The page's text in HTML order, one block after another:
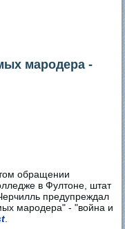
мародера -
обращении
в Фултоне, штат
предупреждал
мародера" - "война и